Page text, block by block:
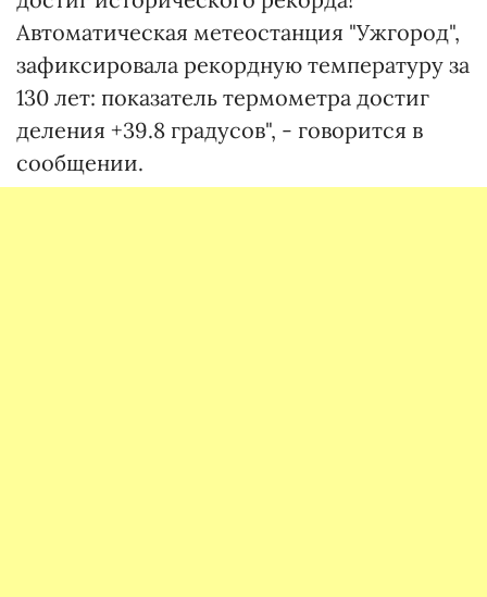
Автоматическая метеостанция "Ужгород",
зафиксировала рекордную температуру за
130 лет: показатель термометра достиг
деления +39.8 градусов", - говорится в
сообщении.